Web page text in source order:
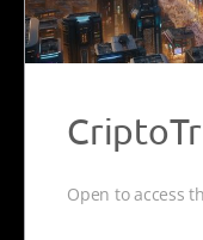
Open to access